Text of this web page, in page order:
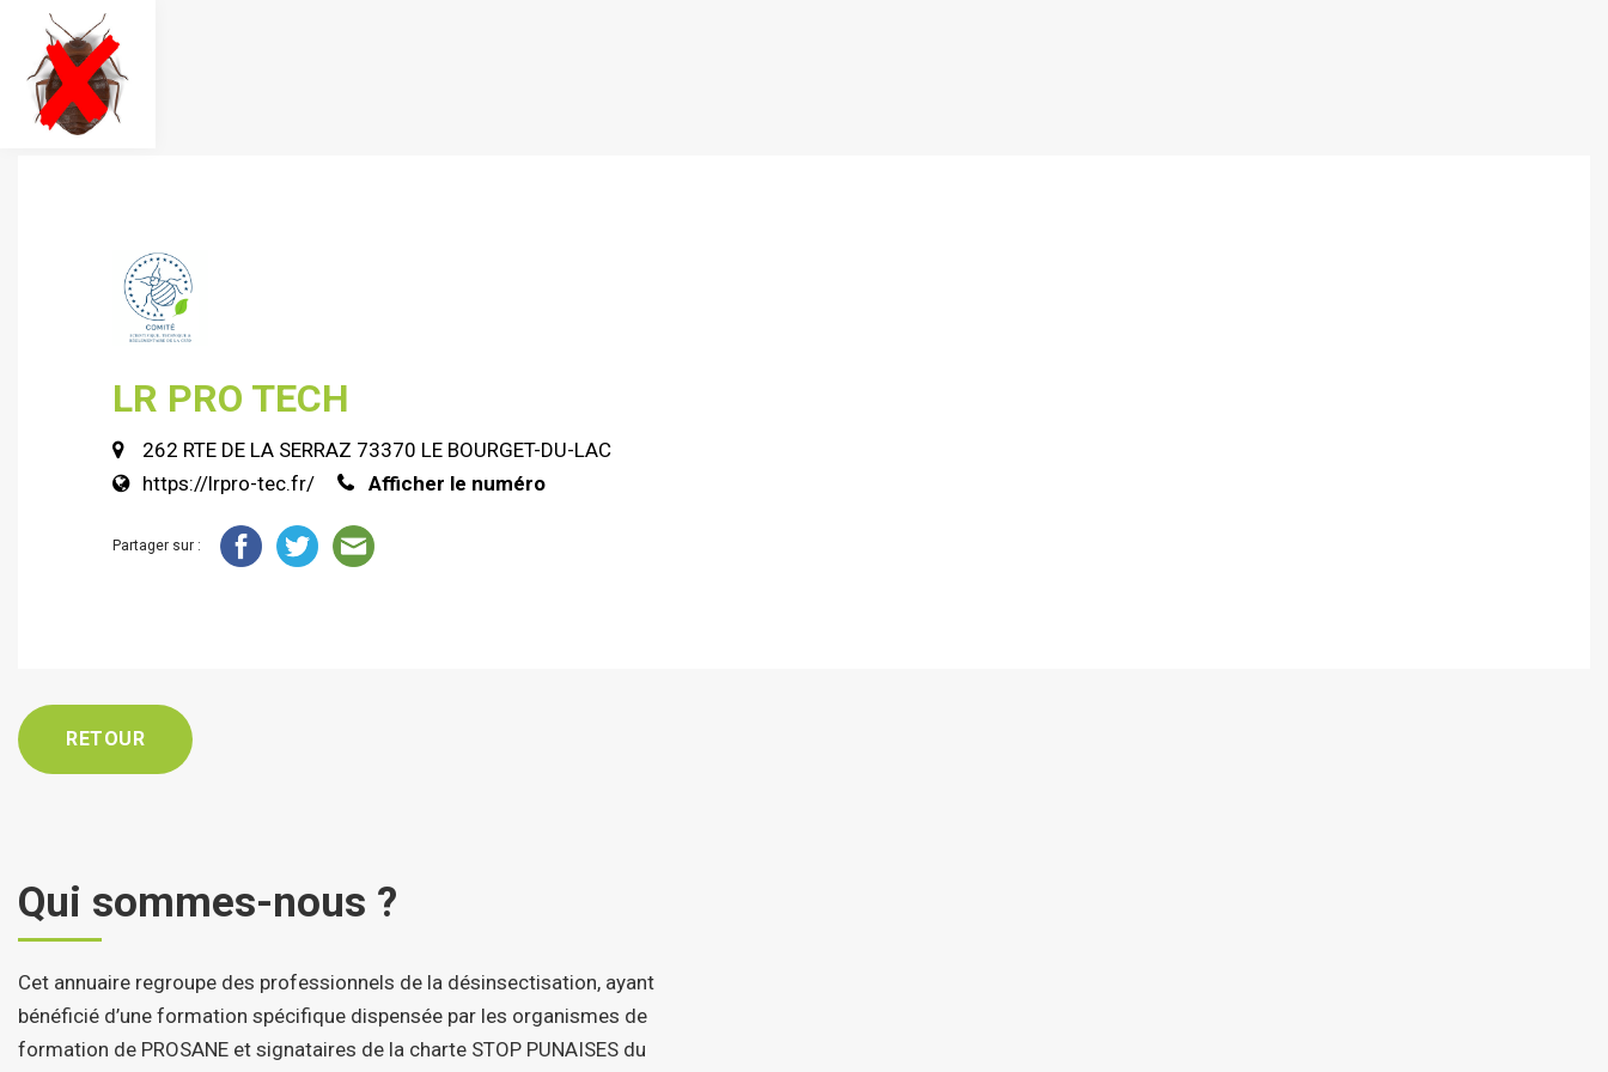
LR PRO TECH
262 RTE DE LA SERRAZ 73370 LE BOURGET-DU-LAC
https://lrpro-tec.fr/
Afficher le numéro
Partager sur :
RETOUR
Qui sommes-nous ?
Cet annuaire regroupe des professionnels de la désinsectisation, ayant
bénéficié d’une formation spécifique dispensée par les organismes de
formation de PROSANE et signataires de la charte STOP PUNAISES du